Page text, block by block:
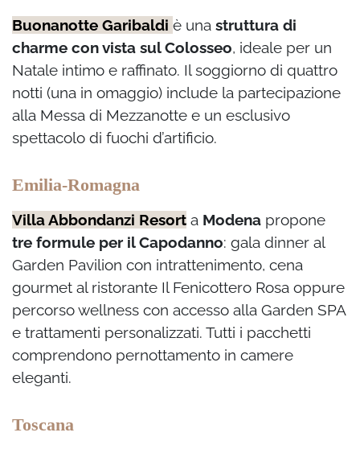
Buonanotte Garibaldi è una struttura di
charme con vista sul Colosseo, ideale per un
Natale intimo e raffinato. Il soggiorno di quattro
notti (una in omaggio) include la partecipazione
alla Messa di Mezzanotte e un esclusivo
spettacolo di fuochi d’artificio.
Emilia-Romagna
Villa Abbondanzi Resort a Modena propone
tre formule per il Capodanno: gala dinner al
Garden Pavilion con intrattenimento, cena
gourmet al ristorante Il Fenicottero Rosa oppure
percorso wellness con accesso alla Garden SPA
e trattamenti personalizzati. Tutti i pacchetti
comprendono pernottamento in camere
eleganti.
Toscana